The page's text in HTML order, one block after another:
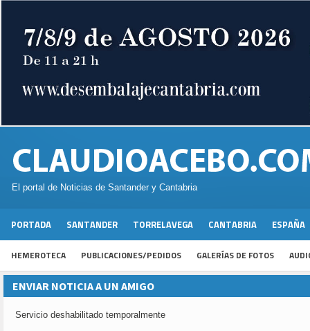
El portal de Noticias de Santander y Cantabria
PORTADA SANTANDER TORRELAVEGA CANTABRIA ESPAÑA
HEMEROTECA PUBLICACIONES/PEDIDOS GALERÍAS DE FOTOS
ENVIAR NOTICIA A UN AMIGO
Servicio deshabilitado temporalmente